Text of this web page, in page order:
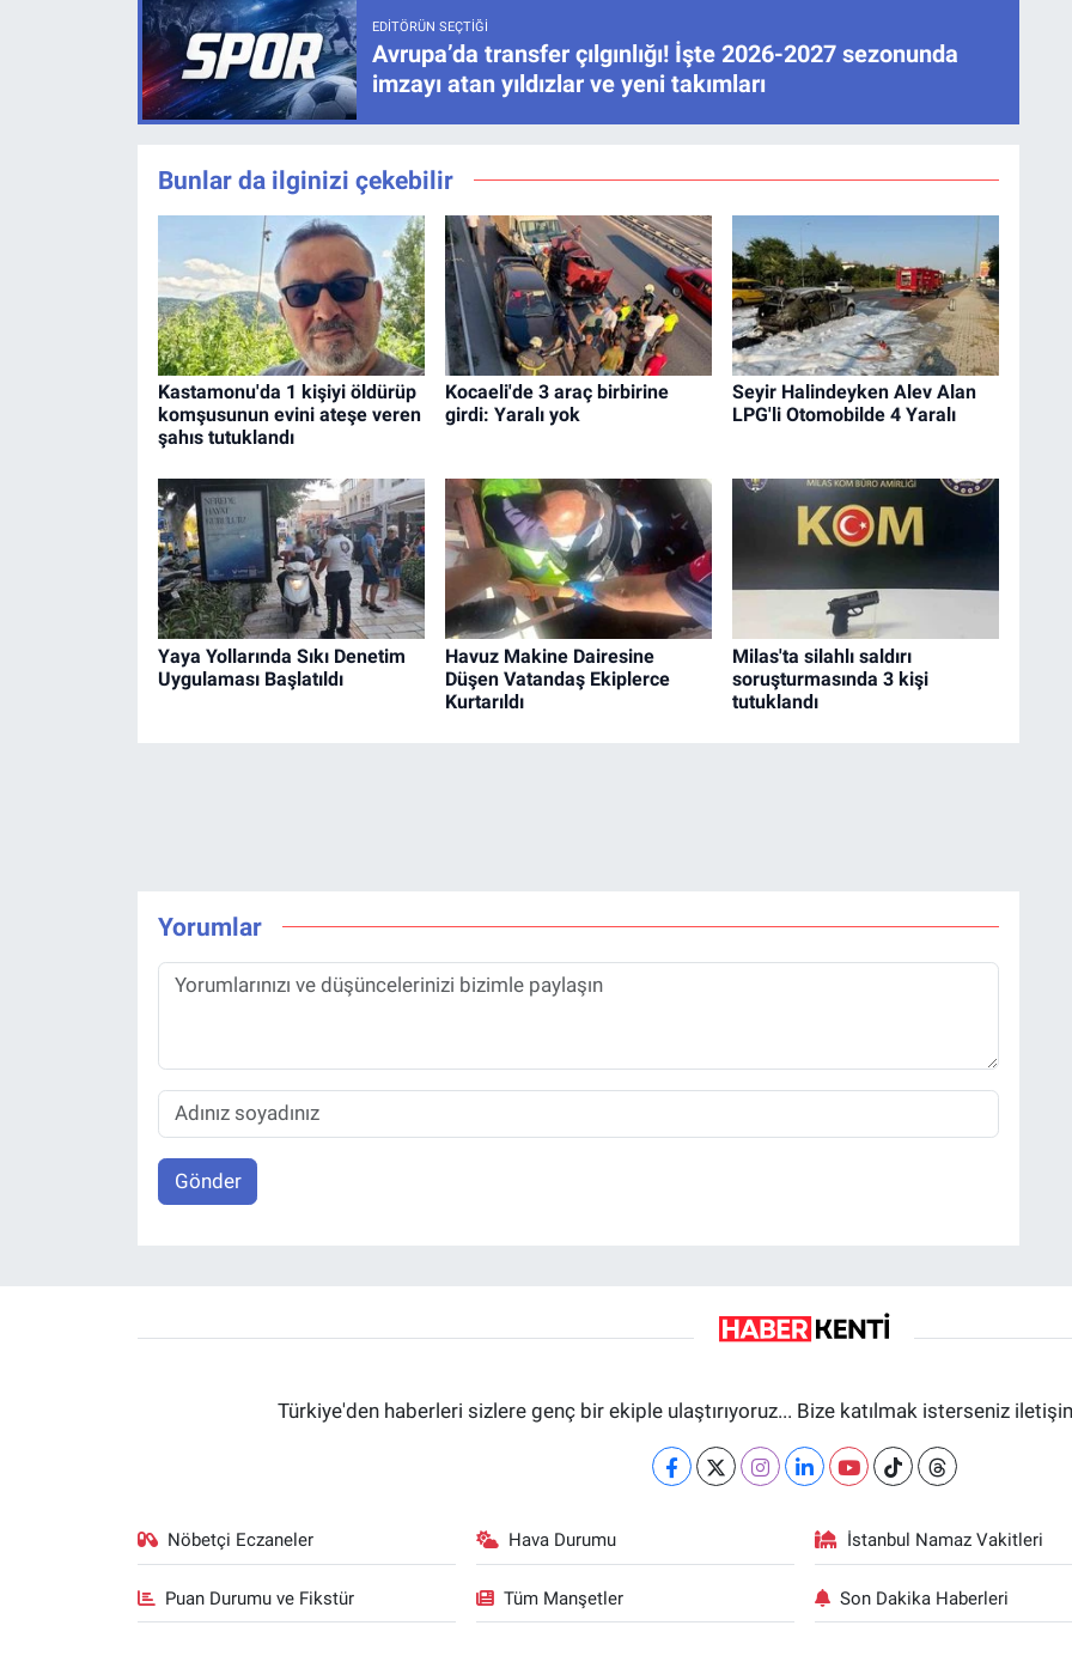
EDITÖRÜN SEÇTIĞI
Avrupa’da transfer çılgınlığı! İşte 2026-2027 sezonunda
imzayı atan yıldızlar ve yeni takımları
Bunlar da ilginizi çekebilir
Kastamonu'da 1 kişiyi öldürüp
komşusunun evini ateşe veren
şahıs tutuklandı
Kocaeli'de 3 araç birbirine
girdi: Yaralı yok
Seyir Halindeyken Alev Alan
LPG'li Otomobilde 4 Yaralı
Yaya Yollarında Sıkı Denetim
Uygulaması Başlatıldı
Havuz Makine Dairesine
Düşen Vatandaş Ekiplerce
Kurtarıldı
Milas'ta silahlı saldırı
soruşturmasında 3 kişi
tutuklandı
Yorumlar
Gönder
Türkiye'den haberleri sizlere genç bir ekiple ulaştırıyoruz... Bize katılmak isterseniz
Nöbetçi Eczaneler Hava Durumu İstanbul Namaz Vakitleri
Puan Durumu ve Fikstür Tüm Manşetler Son Dakika Haberleri